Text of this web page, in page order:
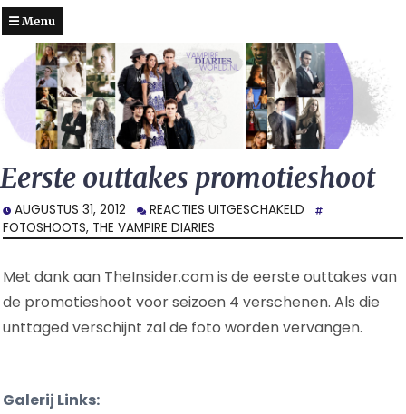
Menu
Eerste outtakes promotieshoot
AUGUSTUS 31, 2012 REACTIES UITGESCHAKELD VOOR
OUTTAKES
FOTOSHOOTS, THE VAMPIRE DIARIES
Met dank aan TheInsider.com is de eerste outtakes van
de promotieshoot voor seizoen 4 verschenen. Als die
unttaged verschijnt zal de foto worden vervangen.
Galerij Links: